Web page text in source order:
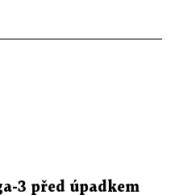
3 před úpadkem